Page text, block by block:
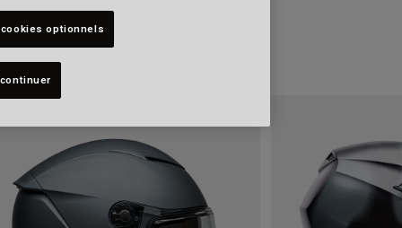
optionnels